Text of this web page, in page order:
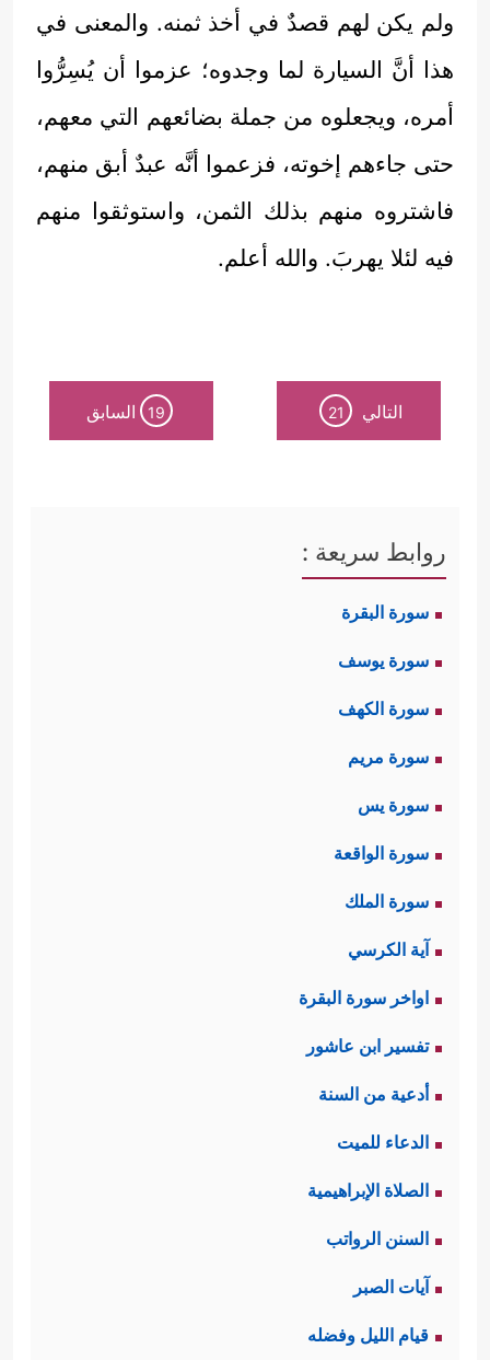
ولم يكن لهم قصدٌ في أخذ ثمنه. والمعنى في
هذا أنَّ السيارة لما وجدوه؛ عزموا أن يُسِرُّوا
أمره، ويجعلوه من جملة بضائعهم التي معهم،
حتى جاءهم إخوته، فزعموا أنَّه عبدٌ أبق منهم،
فاشتروه منهم بذلك الثمن، واستوثقوا منهم
فيه لئلا يهربَ. والله أعلم.
التالي 21
19 السابق
روابط سريعة :
سورة البقرة
سورة يوسف
سورة الكهف
سورة مريم
سورة يس
سورة الواقعة
سورة الملك
آية الكرسي
اواخر سورة البقرة
تفسير ابن عاشور
أدعية من السنة
الدعاء للميت
الصلاة الإبراهيمية
السنن الرواتب
آيات الصبر
قيام الليل وفضله